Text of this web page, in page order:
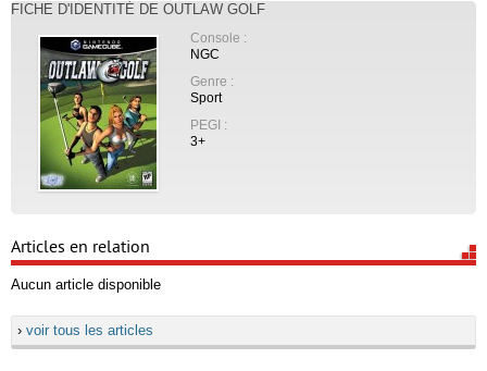
FICHE D'IDENTITÉ DE OUTLAW GOLF
Console :
NGC
Genre :
Sport
PEGI :
3+
Articles en relation
Aucun article disponible
› voir tous les articles